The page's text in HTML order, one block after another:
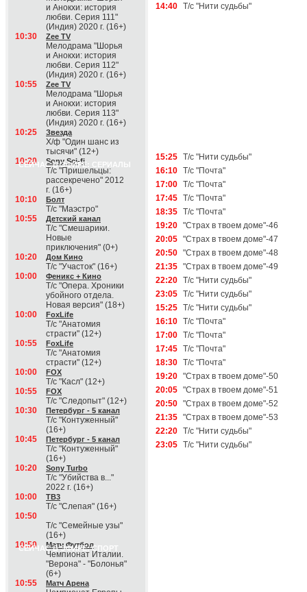
и Анокхи: история
любви. Серия 111"
(Индия) 2020 г. (16+)
10:30
Zee TV
Мелодрама "Шорья
и Анокхи: история
любви. Серия 112"
(Индия) 2020 г. (16+)
10:55
Zee TV
Мелодрама "Шорья
и Анокхи: история
любви. Серия 113"
(Индия) 2020 г. (16+)
10:25
Звезда
Х/ф "Один шанс из
тысячи" (12+)
СЕЙЧАС В ЭФИРЕ: СЕРИАЛЫ
10:20 Sony Sci-fi
Т/с "Пришельцы:
рассекречено" 2012
г. (16+)
10:10
Болт
Т/с "Маэстро"
10:55
Детский канал
Т/с "Смешарики.
Новые
приключения" (0+)
10:20
Дом Кино
Т/с "Участок" (16+)
10:00
Феникс + Кино
Т/с "Опера. Хроники
убойного отдела.
Новая версия" (18+)
10:00
FoxLife
Т/с "Анатомия
страсти" (12+)
10:55
FoxLife
Т/с "Анатомия
страсти" (12+)
10:00
FOX
Т/с "Касл" (12+)
10:55
FOX
Т/с "Следопыт" (12+)
10:30
Петербург - 5 канал
Т/с "Контуженный"
(16+)
10:45
Петербург - 5 канал
Т/с "Контуженный"
(16+)
10:20
Sony Turbo
Т/с "Убийства в..."
2022 г. (16+)
10:00
ТВ3
Т/с "Слепая" (16+)
10:50
Т/с "Семейные узы"
(16+)
СЕЙЧАС В ЭФИРЕ: СПОРТ
10:50 Матч Футбол
Чемпионат Италии.
"Верона" - "Болонья"
(6+)
10:55
Матч Арена
14:40 Т/с "Нити судьбы"
15:25 Т/с "Нити судьбы"
16:10 Т/с "Почта"
17:00 Т/с "Почта"
17:45 Т/с "Почта"
18:35 Т/с "Почта"
19:20 "Страх в твоем доме"-46
20:05 "Страх в твоем доме"-47
20:50 "Страх в твоем доме"-48
21:35 "Страх в твоем доме"-49
22:20 Т/с "Нити судьбы"
23:05 Т/с "Нити судьбы"
15:25 Т/с "Нити судьбы"
16:10 Т/с "Почта"
17:00 Т/с "Почта"
17:45 Т/с "Почта"
18:30 Т/с "Почта"
19:20 "Страх в твоем доме"-50
20:05 "Страх в твоем доме"-51
20:50 "Страх в твоем доме"-52
21:35 "Страх в твоем доме"-53
22:20 Т/с "Нити судьбы"
23:05 Т/с "Нити судьбы"